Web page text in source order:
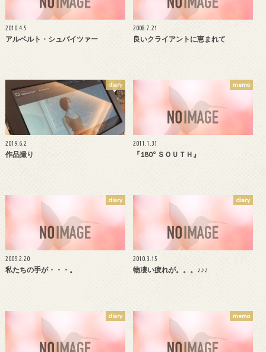
2010.4.5
アルベルト・シュバイツァー
2008.7.21
良いクライアントに恵まれて
diary
2019.6.2
作品撮り
memo
2011.1.31
『180° ＳＯＵＴＨ』
diary
2009.2.20
私たちの手が・・・。
diary
2010.3.15
物凄い疲れが。。。♪♪♪
diary memo